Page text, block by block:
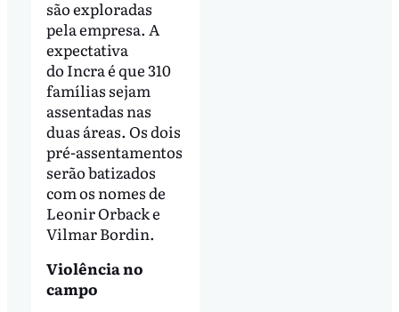
são exploradas
pela empresa. A
expectativa
do Incra é que 310
famílias sejam
assentadas nas
duas áreas. Os dois
pré-assentamentos
serão batizados
com os nomes de
Leonir Orback e
Vilmar Bordin.
Violência no
campo